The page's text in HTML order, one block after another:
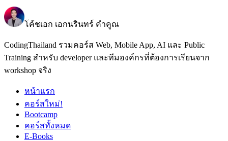
โค้ชเอก เอกนรินทร์ คำคูณ
CodingThailand รวมคอร์ส Web, Mobile App, AI และ Public
Training สำหรับ developer และทีมองค์กรที่ต้องการเรียนจาก
workshop จริง
หน้าแรก
คอร์สใหม่!
Bootcamp
คอร์สทั้งหมด
E-Books